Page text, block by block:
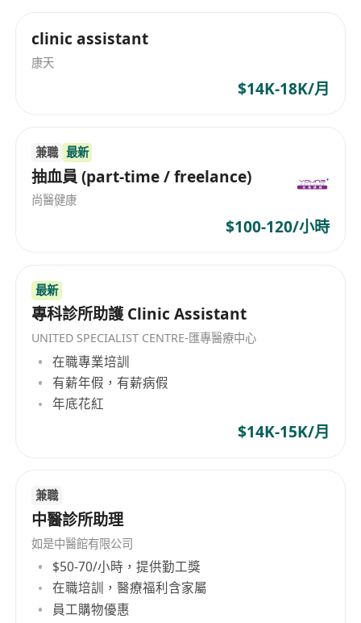
學、中醫相關專業文憑／證書；無相關資格者須
於入職後一年內考取認可配劑資格。
熟練操作電腦系統（包括Windows、Word、
具備基本中醫藥知識，理解常見中藥性味歸經、
配伍禁忌及顆粒劑特性；無經驗者將提供在職培
訓。
溝通表達清晰有禮，能以廣東話為主要服務語
具高度責任感與細心度，重視醫療安全與病人隱
私；具團隊合作精神，能配合診所輪值安排（包
括午間及傍晚時段）。
福利
月薪 $12,000–$15,000，另設勤工獎制度，按配
藥量及客戶滿意度評核發放績效獎勵。
免費使用員工保健中心設施，包括中醫體檢、針
灸諮詢及健康講座。
員工購物優惠，適用於本集團旗下所有中醫診所
及健康產品零售點。
clinic assistant
康天
$14K-18K/月
兼職 最新
抽血員 (part-time / freelance)
尚醫健康
$100-120/小時
最新
專科診所助護 Clinic Assistant
UNITED SPECIALIST CENTRE-匯專醫療中心
在職專業培訓
有薪年假，有薪病假
年底花紅
$14K-15K/月
兼職
中醫診所助理
如是中醫館有限公司
$50-70/小時，提供勤工獎
在職培訓，醫療福利含家屬
員工購物優惠